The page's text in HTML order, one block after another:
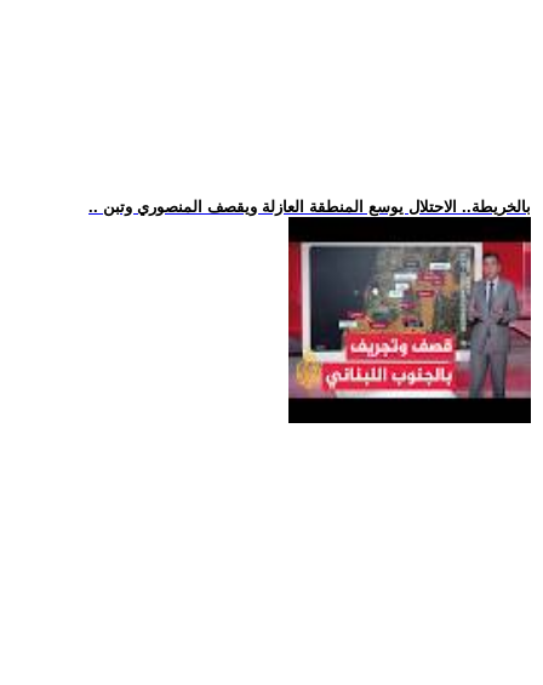
.. بالخريطة.. الاحتلال يوسع المنطقة العازلة ويقصف المنصوري وتبن